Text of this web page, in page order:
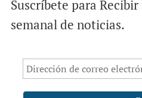
Suscríbete para
semanal de noticias.